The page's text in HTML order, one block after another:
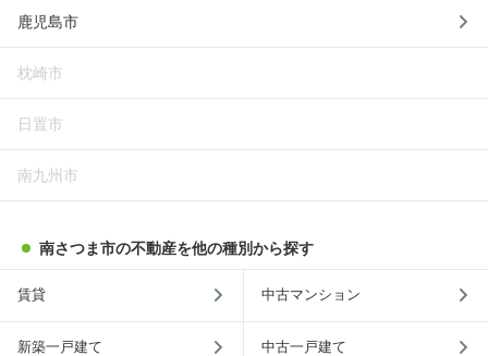
鹿児島市
枕崎市
日置市
南九州市
南さつま市の不動産を他の種別から探す
賃貸 中古マンション
新築一戸建て 中古一戸建て